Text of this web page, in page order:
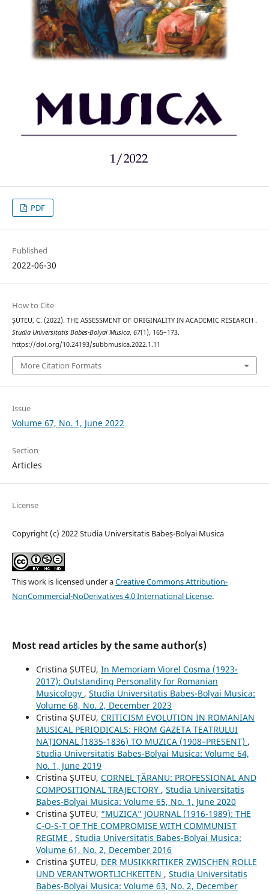
PDF
Published
2022-06-30
How to Cite
ȘUTEU, C. (2022). THE ASSESSMENT OF ORIGINALITY IN ACADEMIC RESEARCH .
Studia Universitatis Babes-Bolyai Musica, 67(1), 165–173.
https://doi.org/10.24193/subbmusica.2022.1.11
More Citation Formats
Issue
Volume 67, No. 1, June 2022
Section
Articles
License
Copyright (c) 2022 Studia Universitatis Babeș-Bolyai Musica
This work is licensed under aCreative Commons Attribution-
NonCommercial-NoDerivatives 4.0 International License.
Most read articles by the same author(s)
Cristina ȘUTEU, In Memoriam Viorel Cosma (1923-
2017): Outstanding Personality for Romanian
Musicology , Studia Universitatis Babes-Bolyai Musica:
Volume 68, No. 2, December 2023
Cristina ŞUTEU, CRITICISM EVOLUTION IN ROMANIAN
MUSICAL PERIODICALS: FROM GAZETA TEATRULUI
NAȚIONAL (1835-1836) TO MUZICA (1908–PRESENT) ,
Studia Universitatis Babes-Bolyai Musica: Volume 64,
No. 1, June 2019
Cristina ŞUTEU, CORNEL ȚĂRANU: PROFESSIONAL AND
COMPOSITIONAL TRAJECTORY , Studia Universitatis
Babes-Bolyai Musica: Volume 65, No. 1, June 2020
Cristina ŞUTEU, “MUZICA” JOURNAL (1916-1989): THE
C-O-S-T OF THE COMPROMISE WITH COMMUNIST
REGIME , Studia Universitatis Babes-Bolyai Musica:
Volume 61, No. 2, December 2016
Cristina ŞUTEU, DER MUSIKKRITIKER ZWISCHEN ROLLE
UND VERANTWORTLICHKEITEN , Studia Universitatis
Babes-Bolyai Musica: Volume 63, No. 2, December